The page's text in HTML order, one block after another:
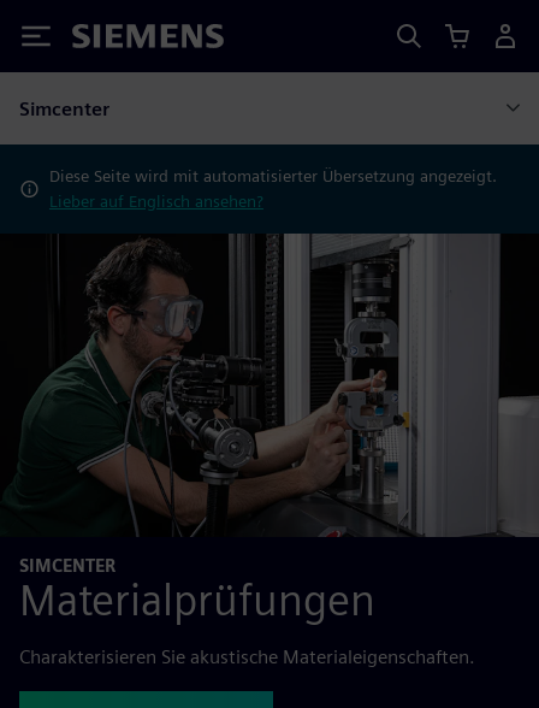
Siemens
Simcenter
Diese Seite wird mit automatisierter Übersetzung angezeigt.
Lieber auf Englisch ansehen?
SIMCENTER
Materialprüfungen
Charakterisieren Sie akustische Materialeigenschaften.